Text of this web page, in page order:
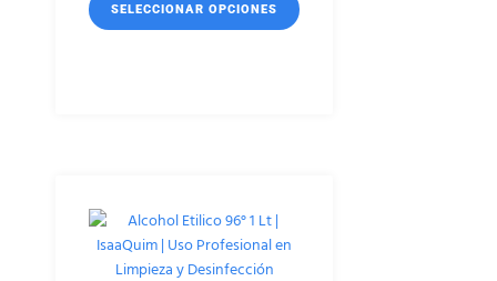
SELECCIONAR OPCIONES